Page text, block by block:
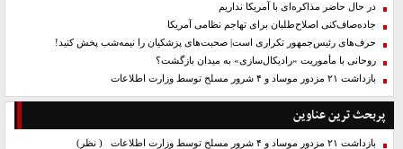
در حال حاضر مذاکره‌ای با آمریکا نداریم
جاده‌صاف‌کنی اصلاح‌طلبان برای تهاجم نظامی آمریکا
حرف‌های رئیس‌جمهور تکراری است| صحبت‌های پزشکیان را نیمه‌شب پخش کنید!
روحانی با مأموریت «رادیکال‌سازی» به میدان بازگشت؟
بازداشت ۲۱ مزدور موساد و ۴ شرور مسلح توسط وزارت اطلاعات
پربحث ترین عناوین
بازداشت ۲۱ مزدور موساد و ۴ شرور مسلح توسط وزارت اطلاعات
( نظر)